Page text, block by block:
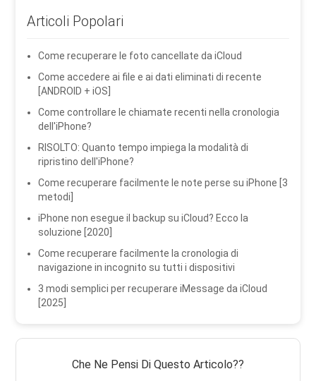
Articoli Popolari
Come recuperare le foto cancellate da iCloud
Come accedere ai file e ai dati eliminati di recente
[ANDROID + iOS]
Come controllare le chiamate recenti nella cronologia
dell'iPhone?
RISOLTO: Quanto tempo impiega la modalità di
ripristino dell'iPhone?
Come recuperare facilmente le note perse su iPhone [3
metodi]
iPhone non esegue il backup su iCloud? Ecco la
soluzione [2020]
Come recuperare facilmente la cronologia di
navigazione in incognito su tutti i dispositivi
3 modi semplici per recuperare iMessage da iCloud
[2025]
Che Ne Pensi Di Questo Articolo??